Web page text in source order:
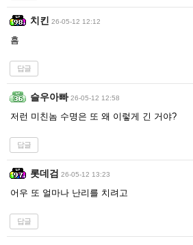
치킨 26-05-12 12:12
흠
답글
슬우아빠 26-05-12 12:58
저런 미친놈 수명은 또 왜 이렇게 긴 거야?
답글
롯데검 26-05-12 13:23
어우 또 얼마나 난리를 치려고
답글